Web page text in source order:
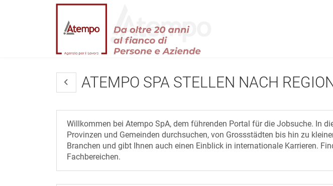
ATEMPO SPA STELLEN NACH
Willkommen bei Atempo SpA, dem führenden Portal für die Jobsuche. In
Provinzen und Gemeinden durchsuchen, von Grossstädten bis hin zu
Branchen und gibt Ihnen auch einen Einblick in internationale Karrieren.
Fachbereichen.